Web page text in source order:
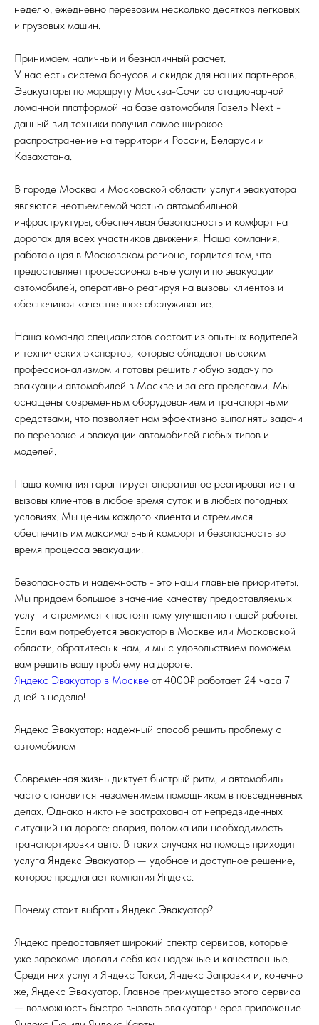
неделю, ежедневно перевозим несколько десятков легковых
и грузовых машин.
Принимаем наличный и безналичный расчет.
У нас есть система бонусов и скидок для наших партнеров.
Эвакуаторы по маршруту Москва-Сочи со стационарной
ломанной платформой на базе автомобиля Газель Next -
данный вид техники получил самое широкое
распространение на территории России, Беларуси и
Казахстана.
В городе Москва и Московской области услуги эвакуатора
являются неотъемлемой частью автомобильной
инфраструктуры, обеспечивая безопасность и комфорт на
дорогах для всех участников движения. Наша компания,
работающая в Московском регионе, гордится тем, что
предоставляет профессиональные услуги по эвакуации
автомобилей, оперативно реагируя на вызовы клиентов и
обеспечивая качественное обслуживание.
Наша команда специалистов состоит из опытных водителей
и технических экспертов, которые обладают высоким
профессионализмом и готовы решить любую задачу по
эвакуации автомобилей в Москве и за его пределами. Мы
оснащены современным оборудованием и транспортными
средствами, что позволяет нам эффективно выполнять задачи
по перевозке и эвакуации автомобилей любых типов и
моделей.
Наша компания гарантирует оперативное реагирование на
вызовы клиентов в любое время суток и в любых погодных
условиях. Мы ценим каждого клиента и стремимся
обеспечить им максимальный комфорт и безопасность во
время процесса эвакуации.
Безопасность и надежность - это наши главные приоритеты.
Мы придаем большое значение качеству предоставляемых
услуг и стремимся к постоянному улучшению нашей работы.
Если вам потребуется эвакуатор в Москве или Московской
области, обратитесь к нам, и мы с удовольствием поможем
вам решить вашу проблему на дороге.
Яндекс Эвакуатор в Москве от 4000₽ работает 24 часа 7
дней в неделю!
Яндекс Эвакуатор: надежный способ решить проблему с
автомобилем
Современная жизнь диктует быстрый ритм, и автомобиль
часто становится незаменимым помощником в повседневных
делах. Однако никто не застрахован от непредвиденных
ситуаций на дороге: авария, поломка или необходимость
транспортировки авто. В таких случаях на помощь приходит
услуга Яндекс Эвакуатор — удобное и доступное решение,
которое предлагает компания Яндекс.
Почему стоит выбрать Яндекс Эвакуатор?
Яндекс предоставляет широкий спектр сервисов, которые
уже зарекомендовали себя как надежные и качественные.
Среди них услуги Яндекс Такси, Яндекс Заправки и, конечно
же, Яндекс Эвакуатор. Главное преимущество этого сервиса
— возможность быстро вызвать эвакуатор через приложение